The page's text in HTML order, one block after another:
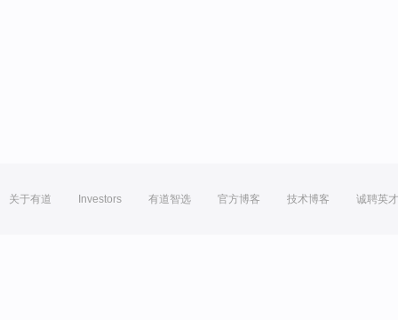
关于有道 Investors 有道智选 官方博客 技术博客 诚聘英才